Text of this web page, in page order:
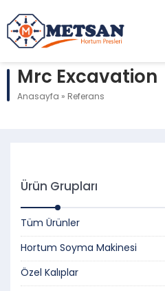
Mrc Excavation
Anasayfa » Referans
Ürün Grupları
Tüm Ürünler
Hortum Soyma Makinesi
Özel Kalıplar